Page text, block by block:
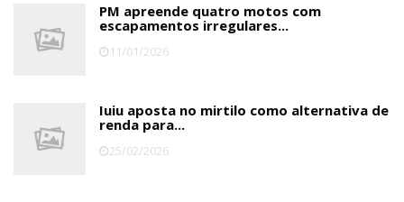
PM apreende quatro motos com
escapamentos irregulares...
11/01/2026
Iuiu aposta no mirtilo como alternativa de
renda para...
25/02/2026